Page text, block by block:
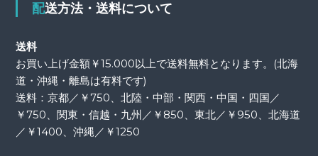
配送方法・送料について
送料
お買い上げ金額￥15.000以上で送料無料となります。(北海
道・沖縄・離島は有料です)
送料：京都／￥750、北陸・中部・関西・中国・四国／
￥750、関東・信越・九州／￥850、東北／￥950、北海道
／￥1400、沖縄／￥1250